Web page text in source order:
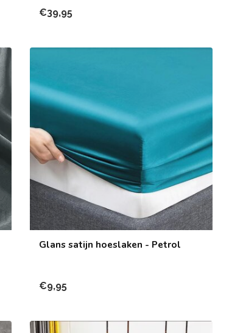
€39,95
Glans satijn hoeslaken - Petrol
€9,95